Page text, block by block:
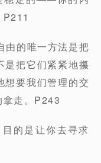
由的唯一方法是把
是把它们紧紧地攥
想要我们管理的交
拿走。P243
的是让你去寻求